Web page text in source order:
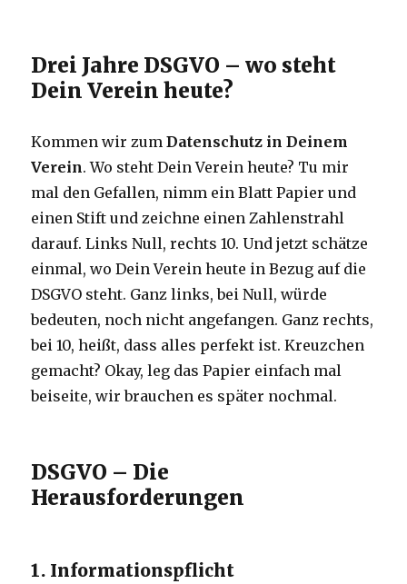
Drei Jahre DSGVO – wo steht
Dein Verein heute?
Kommen wir zumDatenschutz in Deinem
Verein. Wo steht Dein Verein heute? Tu mir
mal den Gefallen, nimm ein Blatt Papier und
einen Stift und zeichne einen Zahlenstrahl
darauf. Links Null, rechts 10. Und jetzt schätze
einmal, wo Dein Verein heute in Bezug auf die
DSGVO steht. Ganz links, bei Null, würde
bedeuten, noch nicht angefangen. Ganz rechts,
bei 10, heißt, dass alles perfekt ist. Kreuzchen
gemacht? Okay, leg das Papier einfach mal
beiseite, wir brauchen es später nochmal.
DSGVO – Die
Herausforderungen
1. Informationspflicht